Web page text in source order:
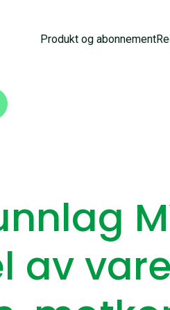
Produkt og abonnement
av